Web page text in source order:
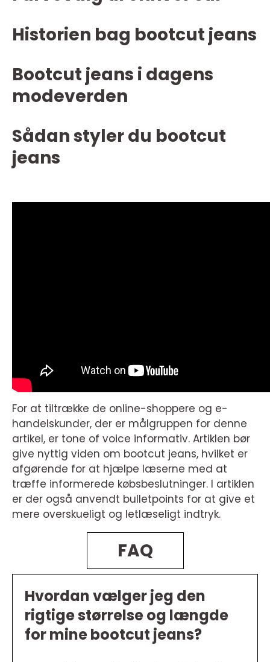
Historien bag bootcut jeans
Bootcut jeans i dagens
modeverden
Sådan styler du bootcut
jeans
For at tiltrække de online-shoppere og e-
handelskunder, der er målgruppen for denne
artikel, er tone of voice informativ. Artiklen bør
give nyttig viden om bootcut jeans, hvilket er
afgørende for at hjælpe læserne med at
træffe informerede købsbeslutninger. I artiklen
er der også anvendt bulletpoints for at give et
mere overskueligt og letlæseligt indtryk.
FAQ
Hvordan vælger jeg den
rigtige størrelse og længde
for mine bootcut jeans?